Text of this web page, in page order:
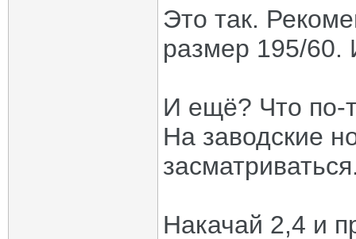
Это так.
размер 195/60.
И ещё? Что по-
На заводские
Накачай 2,4 и